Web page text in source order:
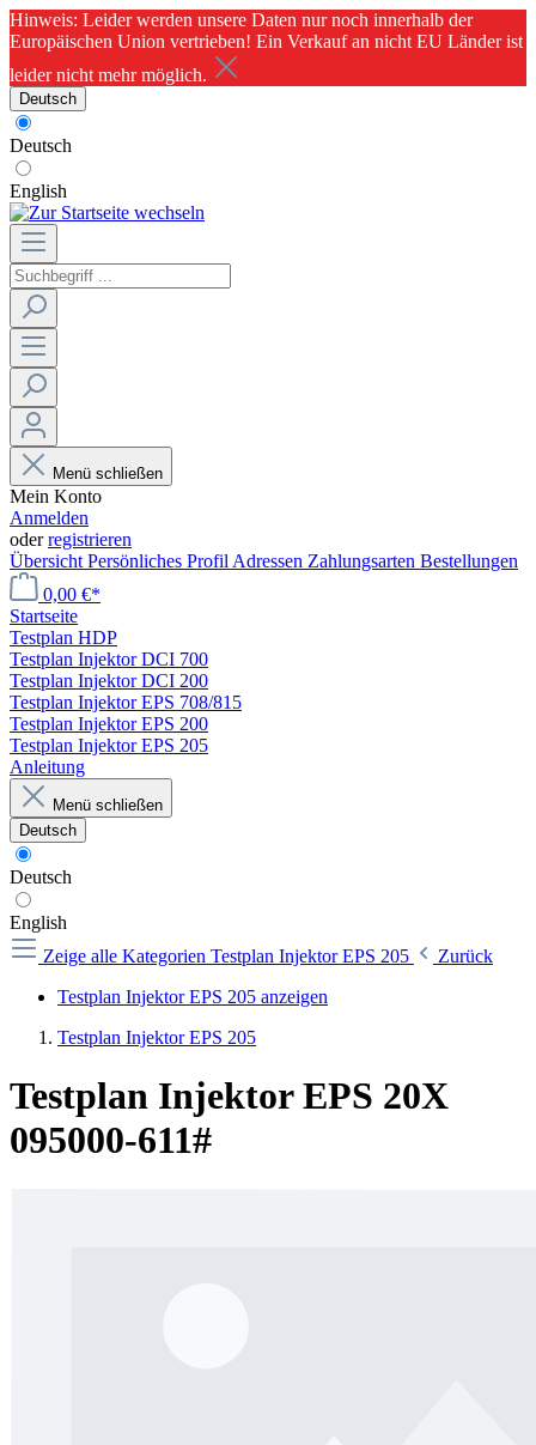
Hinweis: Leider werden unsere Daten nur noch innerhalb der
Europäischen Union vertrieben! Ein Verkauf an nicht EU Länder ist
leider nicht mehr möglich.
Deutsch
Deutsch
English
Menü schließen
Mein Konto
Anmelden
oderregistrieren
Übersicht Persönliches Profil Adressen Zahlungsarten Bestellungen
0,00 €*
Startseite
Testplan HDP
Testplan Injektor DCI 700
Testplan Injektor DCI 200
Testplan Injektor EPS 708/815
Testplan Injektor EPS 200
Testplan Injektor EPS 205
Anleitung
Menü schließen
Deutsch
Deutsch
English
Zeige alle Kategorien Testplan Injektor EPS 205
Zurück
Testplan Injektor EPS 205 anzeigen
Testplan Injektor EPS 205
Testplan Injektor EPS 20X
095000-611#